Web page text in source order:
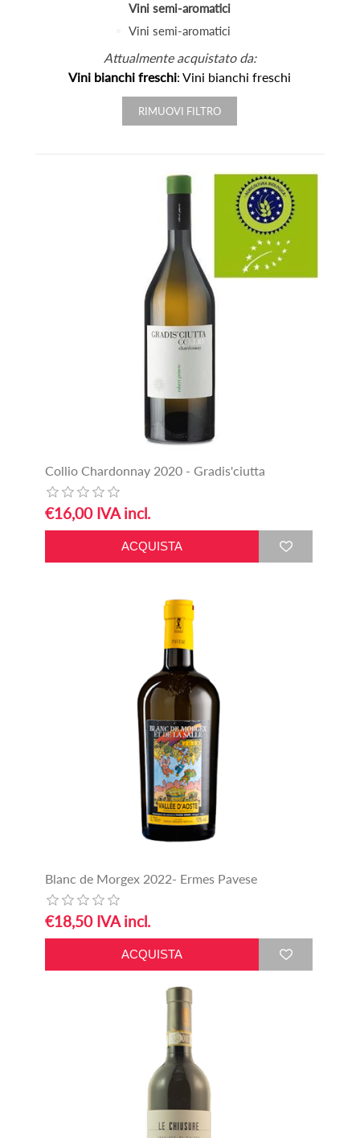
Vini semi-aromatici
Vini semi-aromatici
Attualmente acquistato da:
Vini bianchi freschi: Vini bianchi freschi
RIMUOVI FILTRO
Collio Chardonnay 2020 - Gradis'ciutta
€16,00 IVA incl.
Blanc de Morgex 2022- Ermes Pavese
€18,50 IVA incl.